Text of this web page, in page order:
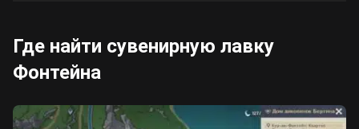
Где найти сувенирную лавку
Фонтейна